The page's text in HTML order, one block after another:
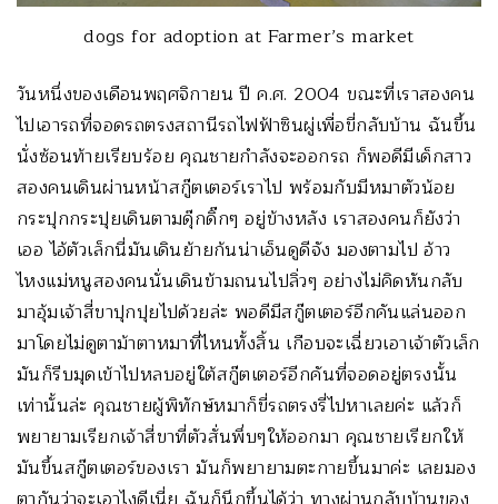
dogs for adoption at Farmer’s market
วันหนึ่งของเดือนพฤศจิกายน ปี ค.ศ. 2004 ขณะที่เราสองคน
ไปเอารถที่จอดรถตรงสถานีรถไฟฟ้าซินผู่เพื่อขี่กลับบ้าน ฉันขึ้น
นั่งซ้อนท้ายเรียบร้อย คุณชายกำลังจะออกรถ ก็พอดีมีเด็กสาว
สองคนเดินผ่านหน้าสกู๊ตเตอร์เราไป พร้อมกับมีหมาตัวน้อย
กระปุกกระปุยเดินตามดุ๊กดิ๊กๆ อยู่ข้างหลัง เราสองคนก็ยังว่า
เออ ไอ้ตัวเล็กนี่มันเดินย้ายก้นน่าเอ็นดูดีจัง มองตามไป อ้าว
ไหงแม่หนูสองคนนั่นเดินข้ามถนนไปลิ่วๆ อย่างไม่คิดหันกลับ
มาอุ้มเจ้าสี่ขาปุกปุยไปด้วยล่ะ พอดีมีสกู๊ตเตอร์อีกคันแล่นออก
มาโดยไม่ดูตาม้าตาหมาที่ไหนทั้งสิ้น เกือบจะเฉี่ยวเอาเจ้าตัวเล็ก
มันก็รีบมุดเข้าไปหลบอยู่ใต้สกู๊ตเตอร์อีกคันที่จอดอยู่ตรงนั้น
เท่านั้นล่ะ คุณชายผู้พิทักษ์หมาก็ขี่รถตรงรี่ไปหาเลยค่ะ แล้วก็
พยายามเรียกเจ้าสี่ขาที่ตัวสั่นพึ่บๆให้ออกมา คุณชายเรียกให้
มันขึ้นสกู๊ตเตอร์ของเรา มันก็พยายามตะกายขึ้นมาค่ะ เลยมอง